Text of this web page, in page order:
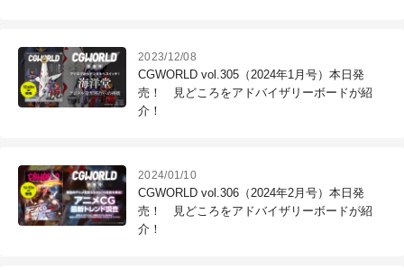
2023/12/08
CGWORLD vol.305（2024年1月号）本日発
売！ 見どころをアドバイザリーボードが紹
介！
2024/01/10
CGWORLD vol.306（2024年2月号）本日発
売！ 見どころをアドバイザリーボードが紹
介！